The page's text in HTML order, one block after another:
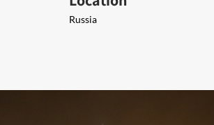
Russia